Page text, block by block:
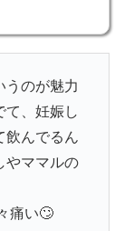
うのが魅力
て、妊娠し
飲んでるん
やママルの
痛い🙄